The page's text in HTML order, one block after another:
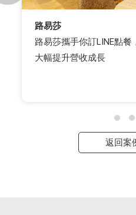
路易莎
路易莎攜手你訂LINE點餐
大幅提升營收成長
返回案